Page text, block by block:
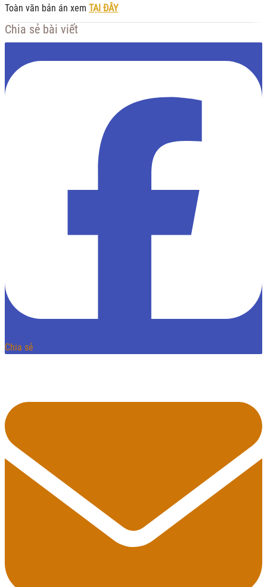
Toàn văn bản án xem TẠI ĐÂY
Chia sẻ bài viết
Chia sẻ